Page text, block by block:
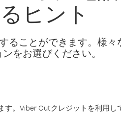
ヒント
ることができます。様
をお選びください。
。Viber Outクレジットを利用